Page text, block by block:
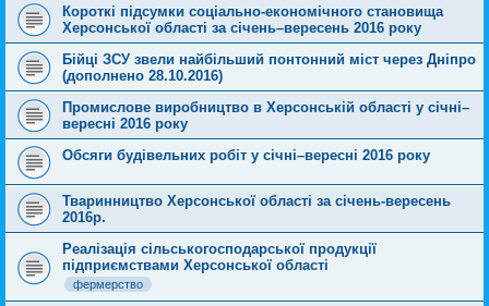
Короткі підсумки соціально-економічного становища
Херсонської області за cічень–вересень 2016 року
Бійці ЗСУ звели найбільший понтонний міст через Дніпро
(дополнено 28.10.2016)
Промислове виробництво в Херсонській області у січні–
вересні 2016 року
Обсяги будівельних робіт у січні–вересні 2016 року
Тваринництво Херсонської області за січень-вересень
2016р.
Реалізація сільськогосподарської продукції
підприємствами Херсонської області
фермерство